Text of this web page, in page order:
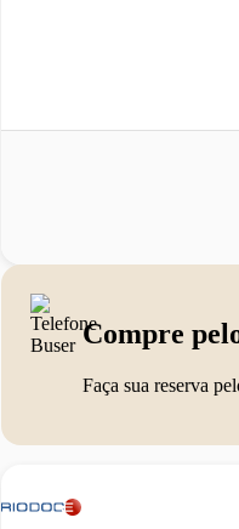
Compre
Faça sua reserva